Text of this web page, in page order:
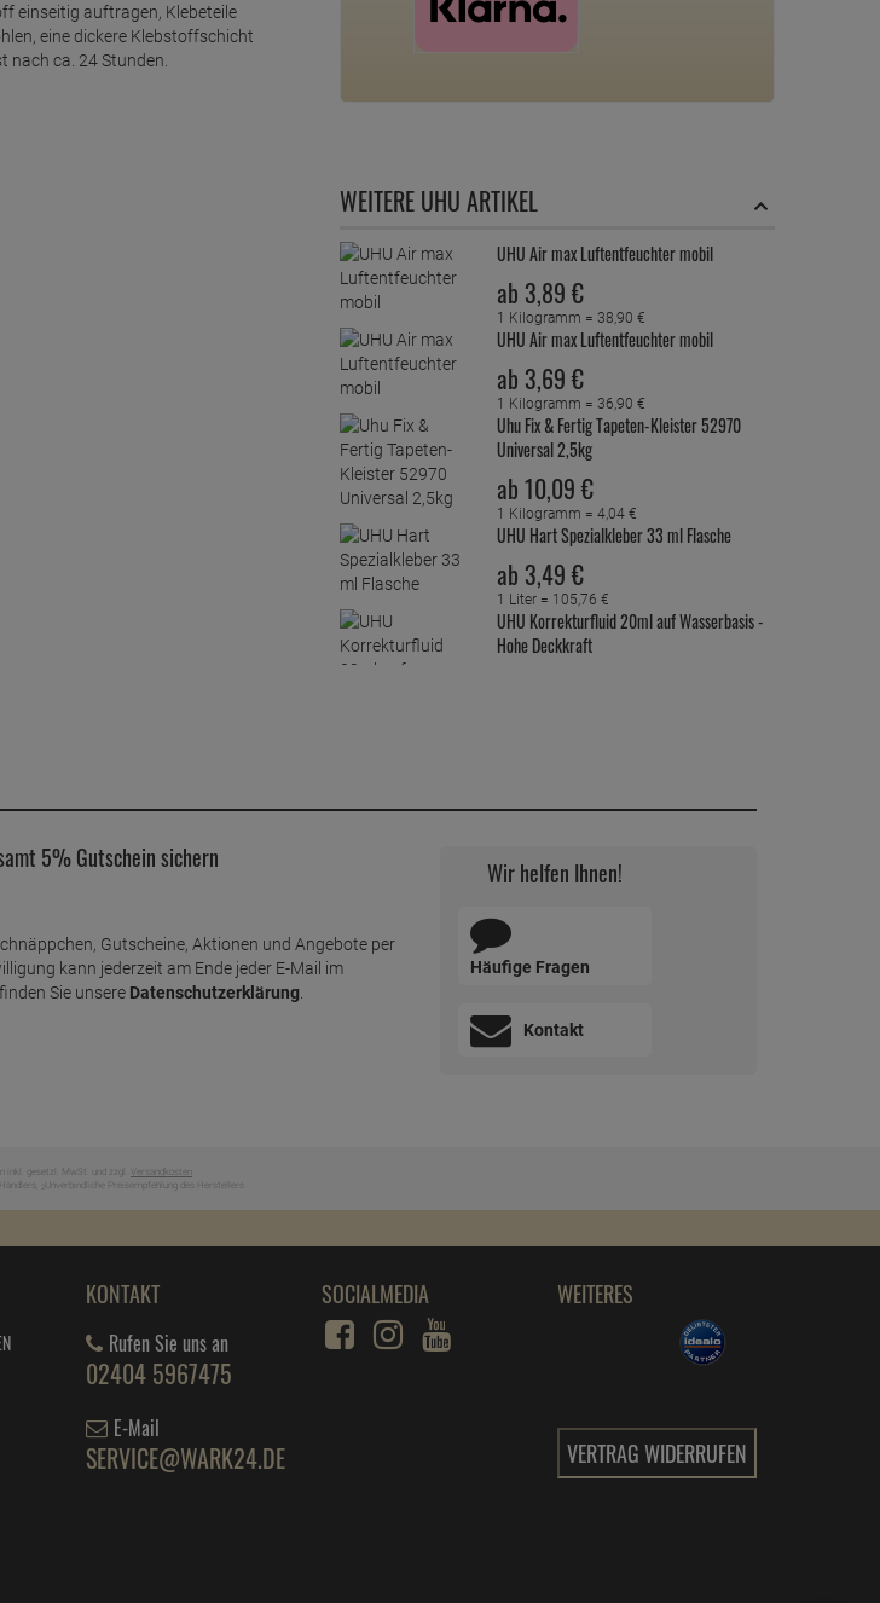
WEITERE UHU ARTIKEL
UHU Air max Luftentfeuchter mobil
ab 3,89 €
1 Kilogramm = 38, 90 €
UHU Air max Luftentfeuchter mobil
ab 3,69 €
1 Kilogramm = 36, 90 €
Uhu Fix & Fertig Tapeten-Kleister 52970
Universal 2,5kg
ab 10,09 €
1 Kilogramm = 4,04 €
UHU Hart Spezialkleber 33 ml Flasche
ab 3,49 €
1 Liter = 105, 76 €
UHU Korrekturfluid 20ml auf Wasserbasis -
Hohe Deckkraft
ab5,99€
Uhu Luftentfeuchter Ambiance weiß 100g
1 Kilogramm =
UHU Luftentfeuchter Nachfüllbeutel 1000g
ab 3,59€
UHU Luftentfeuchter Nachfüllbeutel 3x450g
ab6,79€
UHU Luftentfeuchter Nachfüllbeutel 450g
Uhu Luftentfeuchter Nachfülltabs Air Max
Ambiance 2x100g neutral
einseitig auftragen, Klebeteile
eine dickere Klebstoffschicht
nach ca. 24 Stunden.
5% Gutschein sichern
Gutscheine, Aktionen und Angebote per
kann jederzeit am Ende jeder E-Mail im
Sie unsere Datenschutzerklärung.
Wir helfen Ihnen!
Häufige Fragen
Kontakt
inkl. gesetzl. MwSt. und zzgl. Versandkosten
Unverbindliche Preisempfehlung des Herstellers
KONTAKT
Rufen Sie uns an
02404 5967475
E-Mail
SERVICE@WARK24.DE
SOCIALMEDIA WEITERES
VERTRAG WIDERRUFEN